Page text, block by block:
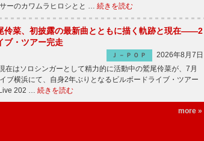
ーのカワムラヒロシとと … 続きを読む
伶菜、初披露の最新曲とともに描く軌跡と現在――2
ブ・ツアー完走
Ｊ－ＰＯＰ
2026年8月7日
はソロシンガーとして精力的に活動中の鷲尾伶菜が、7月
ブ横浜にて、自身2年ぶりとなるビルボードライブ・ツアー
202 … 続きを読む
more »